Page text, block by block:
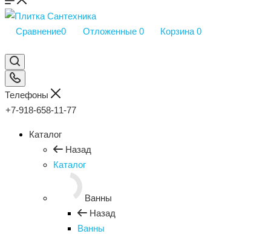
Сравнение0 Отложенные 0 Корзина 0
Телефоны
+7-918-658-11-77
Каталог
Назад
Каталог
Ванны
Назад
Ванны